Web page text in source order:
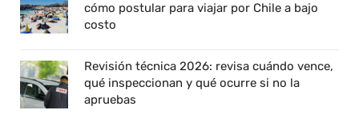
cómo postular para viajar por Chile a bajo
costo
Revisión técnica 2026: revisa cuándo vence,
qué inspeccionan y qué ocurre si no la
apruebas